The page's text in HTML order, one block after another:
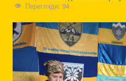
Перегляди: 94